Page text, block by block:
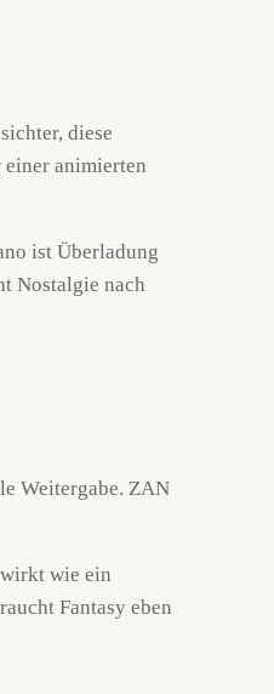
diese
animierten
ist Überladung
Nostalgie nach
Weitergabe. ZAN
wie ein
Fantasy eben